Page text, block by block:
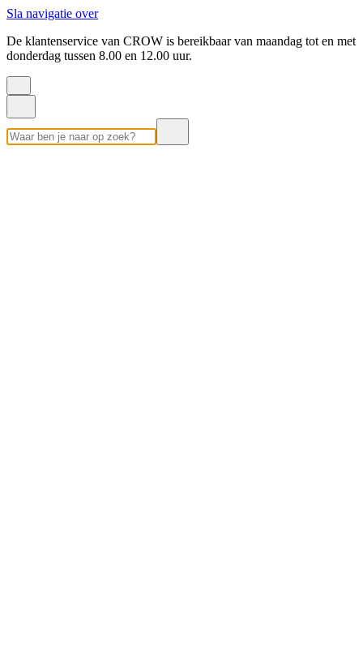
Sla navigatie over
De klantenservice van CROW is bereikbaar van maandag tot en met
donderdag tussen 8.00 en 12.00 uur.